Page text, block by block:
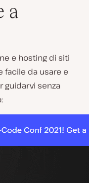
a
e hosting di siti
facile da usare e
guidarvi senza